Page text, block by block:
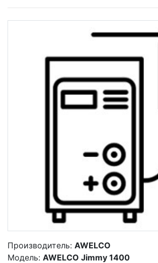
Производитель: AWELCO
Модель: AWELCO Jimmy 1400